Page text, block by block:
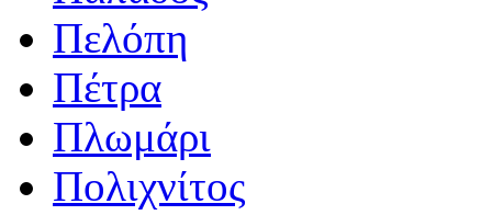
Πελόπη
Πέτρα
Πλωμάρι
Πολιχνίτος